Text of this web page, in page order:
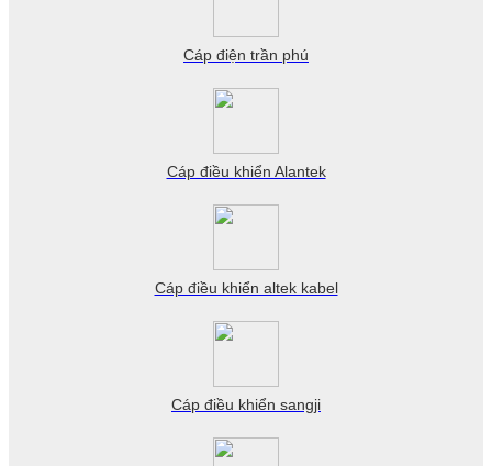
Cáp điện trần phú
Cáp điều khiển Alantek
Cáp điều khiển altek kabel
Cáp điều khiển sangji